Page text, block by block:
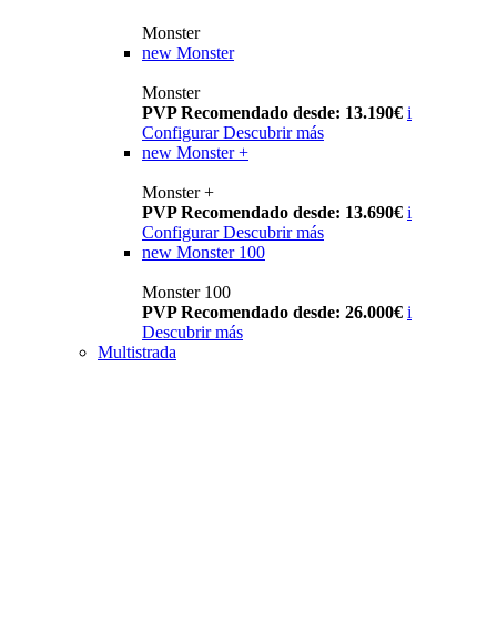
Monster
new Monster
Monster
PVP Recomendado desde: 13.190€ i
Configurar Descubrir más
new Monster +
Monster +
PVP Recomendado desde: 13.690€ i
Configurar Descubrir más
new Monster 100
Monster 100
PVP Recomendado desde: 26.000€ i
Descubrir más
Multistrada